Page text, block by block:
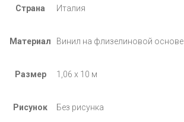
Страна Италия
Материал Винил на флизелиновой основе
Размер 1,06 х 10 м
Рисунок Без рисунка